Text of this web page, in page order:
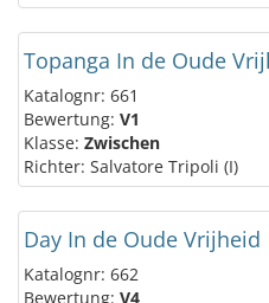
Topanga In de Oude
Katalognr: 661
Bewertung: V1
Klasse: Zwischen
Richter: Salvatore Tripoli (I)
Day In de Oude Vrijheid
Katalognr: 662
Bewertung: V4